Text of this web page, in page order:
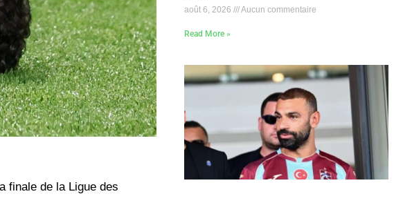
finale de la Ligue des
août 6, 2026 Aucun commentaire
Read More »